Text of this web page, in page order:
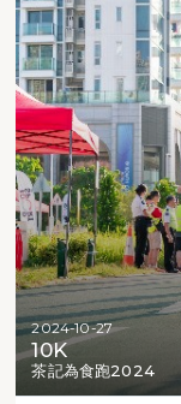
2024-10-27
10K
茶記為食跑2024